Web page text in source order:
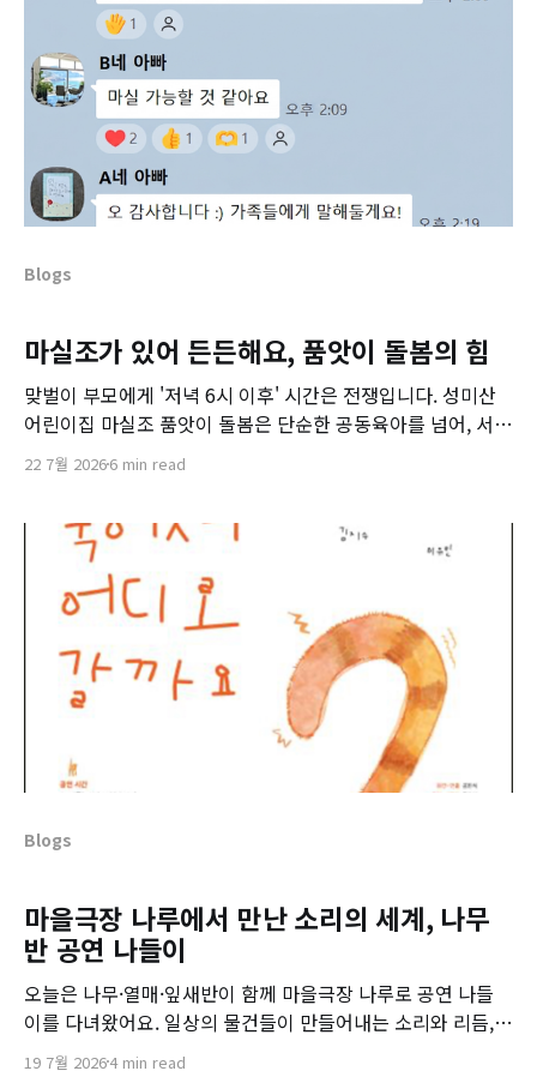
Blogs
마실조가 있어 든든해요, 품앗이 돌봄의 힘
맞벌이 부모에게 '저녁 6시 이후' 시간은 전쟁입니다. 성미산
어린이집 마실조 품앗이 돌봄은 단순한 공동육아를 넘어, 서로
의 일상을 지탱해주는 진짜 마을 공동체의 힘을 보여줍니다.
22 7월 20266 min read
Blogs
마을극장 나루에서 만난 소리의 세계, 나무
반 공연 나들이
오늘은 나무·열매·잎새반이 함께 마을극장 나루로 공연 나들
이를 다녀왔어요. 일상의 물건들이 만들어내는 소리와 리듬,
그리고 따뜻한 이야기 속에서 아이들은 끝까지 집중하며 공연
19 7월 20264 min read